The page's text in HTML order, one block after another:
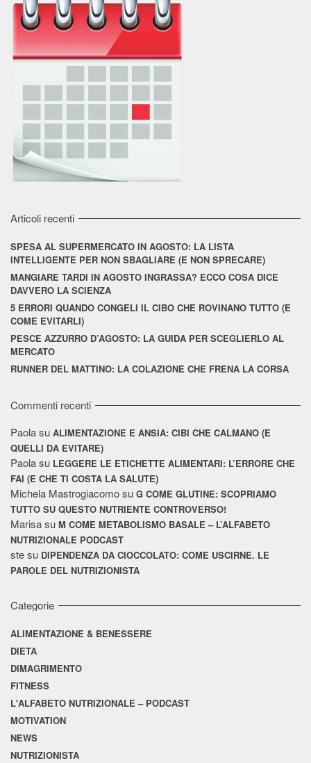
Articoli recenti
SPESA AL SUPERMERCATO IN AGOSTO: LA LISTA
INTELLIGENTE PER NON SBAGLIARE (E NON SPRECARE)
MANGIARE TARDI IN AGOSTO INGRASSA? ECCO COSA DICE
DAVVERO LA SCIENZA
5 ERRORI QUANDO CONGELI IL CIBO CHE ROVINANO TUTTO (E
COME EVITARLI)
PESCE AZZURRO D’AGOSTO: LA GUIDA PER SCEGLIERLO AL
MERCATO
RUNNER DEL MATTINO: LA COLAZIONE CHE FRENA LA CORSA
Commenti recenti
Paolasu ALIMENTAZIONE E ANSIA: CIBI CHE CALMANO (E
QUELLI DA EVITARE)
Paolasu LEGGERE LE ETICHETTE ALIMENTARI: L’ERRORE CHE
FAI (E CHE TI COSTA LA SALUTE)
Michela Mastrogiacomosu G COME GLUTINE: SCOPRIAMO
TUTTO SU QUESTO NUTRIENTE CONTROVERSO!
Marisasu M COME METABOLISMO BASALE – L’ALFABETO
NUTRIZIONALE PODCAST
stesu DIPENDENZA DA CIOCCOLATO: COME USCIRNE. LE
PAROLE DEL NUTRIZIONISTA
Categorie
ALIMENTAZIONE & BENESSERE
DIETA
DIMAGRIMENTO
FITNESS
L'ALFABETO NUTRIZIONALE – PODCAST
MOTIVATION
NEWS
NUTRIZIONISTA